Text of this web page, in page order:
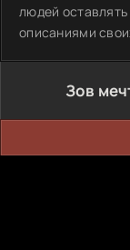
людей
описаниями
Зов